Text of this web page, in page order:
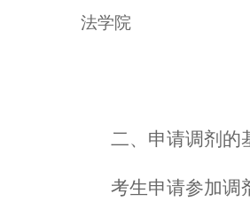
法学院
二、申请调剂的
考生申请参加调